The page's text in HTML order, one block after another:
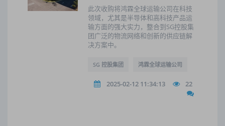
此次收购将鸿霖全球运输公司在科技
领域，尤其是半导体和高科技产品运
输方面的强大实力，整合到SG控股集
团广泛的物流网络和创新的供应链解
决方案中。
SG 控股集团 鸿霖全球运输公司
2025-02-12 11:34:13 22